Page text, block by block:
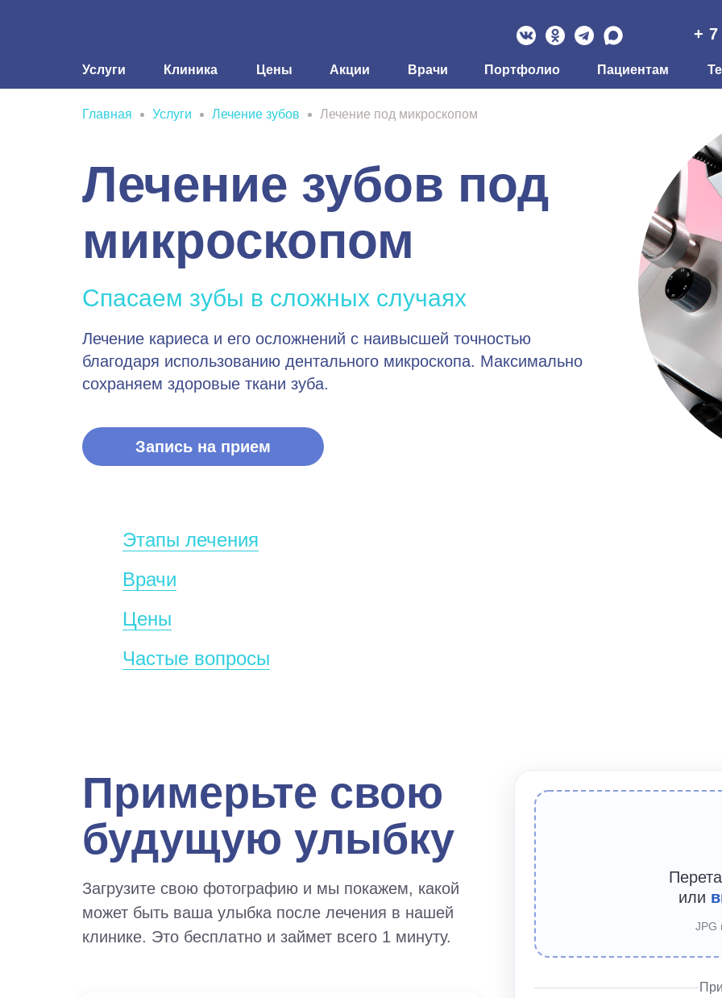
+ 7
Услуги Клиника Цены Акции Врачи Портфолио Пациентам
Главная Услуги Лечение зубов Лечение под микроскопом
Лечение зубов под
микроскопом
Спасаем зубы в сложных случаях
Лечение кариеса и его осложнений с наивысшей точностью
благодаря использованию дентального микроскопа. Максимально
сохраняем здоровые ткани зуба.
Запись на прием
Этапы лечения
Врачи
Цены
Частые вопросы
Примерьте свою
будущую улыбку
Загрузите свою фотографию и мы покажем, какой
может быть ваша улыбка после лечения в нашей
клинике. Это бесплатно и займет всего 1 минуту.
или
JPG